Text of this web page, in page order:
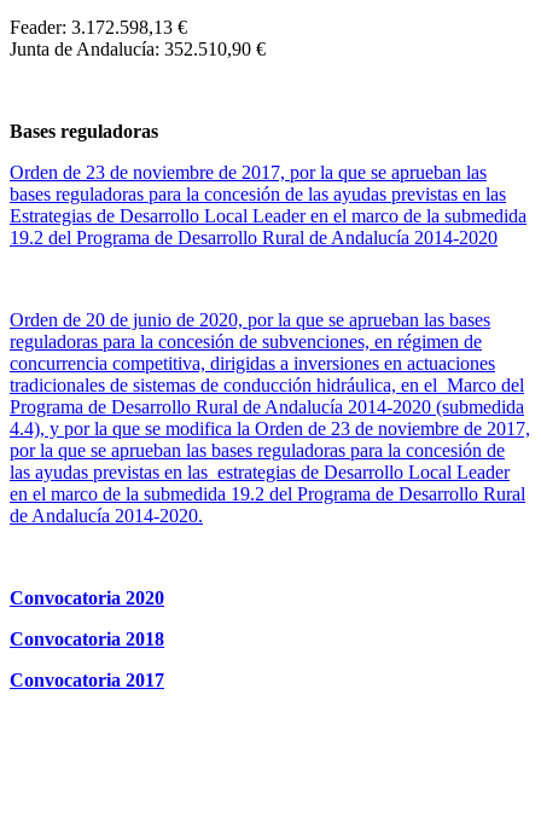
Feader: 3.172.598,13 €
Junta de Andalucía: 352.510,90 €
Bases reguladoras
Orden de 23 de noviembre de 2017, por la que se aprueban las
bases reguladoras para la concesión de las ayudas previstas en las
Estrategias de Desarrollo Local Leader en el marco de la submedida
19.2 del Programa de Desarrollo Rural de Andalucía 2014-2020
Orden de 20 de junio de 2020, por la que se aprueban las bases
reguladoras para la concesión de subvenciones, en régimen de
concurrencia competitiva, dirigidas a inversiones en actuaciones
tradicionales de sistemas de conducción hidráulica, en el Marco del
Programa de Desarrollo Rural de Andalucía 2014-2020 (submedida
4.4), y por la que se modifica la Orden de 23 de noviembre de 2017,
por la que se aprueban las bases reguladoras para la concesión de
las ayudas previstas en las estrategias de Desarrollo Local Leader
en el marco de la submedida 19.2 del Programa de Desarrollo Rural
de Andalucía 2014-2020.
Convocatoria 2020
Convocatoria 2018
Convocatoria 2017